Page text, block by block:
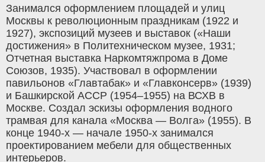
Занимался оформлением площадей и улиц
Москвы к революционным праздникам (1922 и
1927), экспозиций музеев и выставок («Наши
достижения» в Политехническом музее, 1931;
Отчетная выставка Наркомтяжпрома в Доме
Союзов, 1935). Участвовал в оформлении
павильонов «Главтабак» и «Главконсерв» (1939)
и Башкирской АССР (1954–1955) на ВСХВ в
Москве. Создал эскизы оформления водного
трамвая для канала «Москва — Волга» (1955). В
конце 1940-х — начале 1950-х занимался
проектированием мебели для общественных
интерьеров.